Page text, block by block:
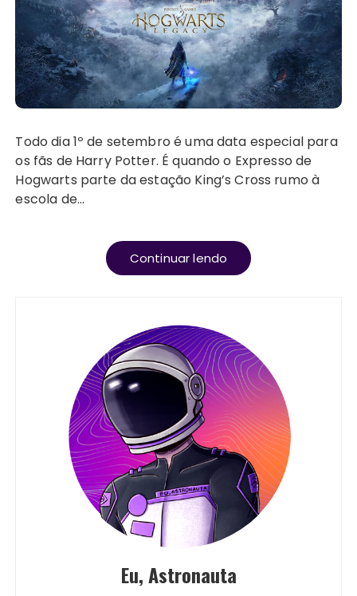
Todo dia 1º de setembro é uma data especial para
os fãs de Harry Potter. É quando o Expresso de
Hogwarts parte da estação King’s Cross rumo à
escola de…
Continuar lendo
Eu, Astronauta